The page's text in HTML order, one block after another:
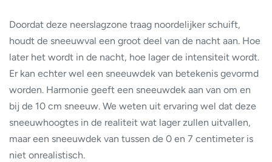
Doordat deze neerslagzone traag noordelijker schuift,
houdt de sneeuwval een groot deel van de nacht aan. Hoe
later het wordt in de nacht, hoe lager de intensiteit wordt.
Er kan echter wel een sneeuwdek van betekenis gevormd
worden. Harmonie geeft een sneeuwdek aan van om en
bij de 10 cm sneeuw. We weten uit ervaring wel dat deze
sneeuwhoogtes in de realiteit wat lager zullen uitvallen,
maar een sneeuwdek van tussen de 0 en 7 centimeter is
niet onrealistisch.